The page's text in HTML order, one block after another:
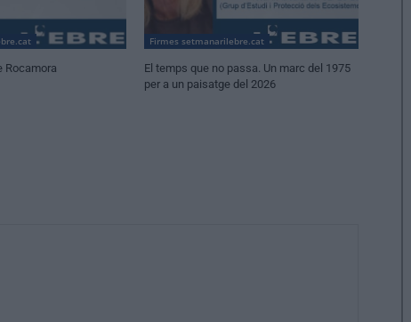
Rocamora
Firmes setmanarilebre.cat
El temps que no passa. Un marc del 1975
per a un paisatge del 2026